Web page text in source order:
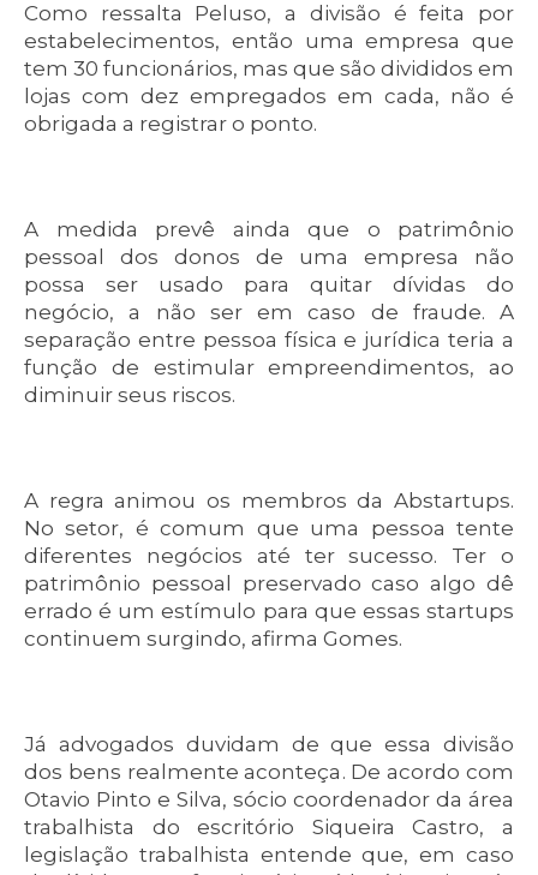
Como ressalta Peluso, a divisão é feita por
estabelecimentos, então uma empresa que
tem 30 funcionários, mas que são divididos em
lojas com dez empregados em cada, não é
obrigada a registrar o ponto.
A medida prevê ainda que o patrimônio
pessoal dos donos de uma empresa não
possa ser usado para quitar dívidas do
negócio, a não ser em caso de fraude. A
separação entre pessoa física e jurídica teria a
função de estimular empreendimentos, ao
diminuir seus riscos.
A regra animou os membros da Abstartups.
No setor, é comum que uma pessoa tente
diferentes negócios até ter sucesso. Ter o
patrimônio pessoal preservado caso algo dê
errado é um estímulo para que essas startups
continuem surgindo, afirma Gomes.
Já advogados duvidam de que essa divisão
dos bens realmente aconteça. De acordo com
Otavio Pinto e Silva, sócio coordenador da área
trabalhista do escritório Siqueira Castro, a
legislação trabalhista entende que, em caso